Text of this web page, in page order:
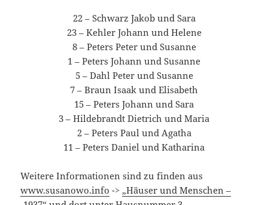
22 – Schwarz Jakob und Sara
23 – Kehler Johann und Helene
8 – Peters Peter und Susanne
1 – Peters Johann und Susanne
5 – Dahl Peter und Susanne
7 – Braun Isaak und Elisabeth
15 – Peters Johann und Sara
3 – Hildebrandt Dietrich und Maria
2 – Peters Paul und Agatha
11 – Peters Daniel und Katharina
Weitere Informationen sind zu finden aus
www.susanowo.info -> „Häuser und Menschen –